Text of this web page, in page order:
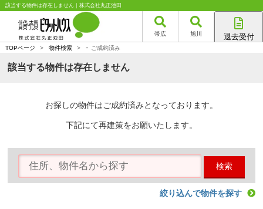
該当する物件は存在しません｜株式会社丸正池田
帯広 旭川 退去受付
TOPページ > 物件検索 > - ご成約済み
該当する物件は存在しません
お探しの物件はご成約済みとなっております。
下記にて再建策をお願いたします。
検索
絞り込んで物件を探す